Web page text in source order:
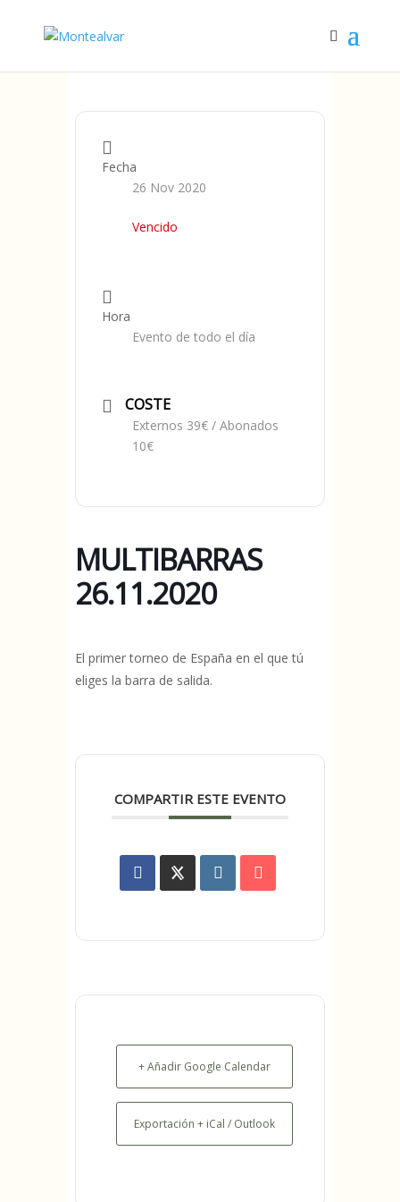
Fecha
26 Nov 2020
Vencido
Hora
Evento de todo el día
COSTE
Externos 39€ / Abonados
10€
MULTIBARRAS
26.11.2020
El primer torneo de España en el que tú
eliges la barra de salida.
COMPARTIR ESTE EVENTO
+ Añadir Google Calendar
Exportación + iCal / Outlook